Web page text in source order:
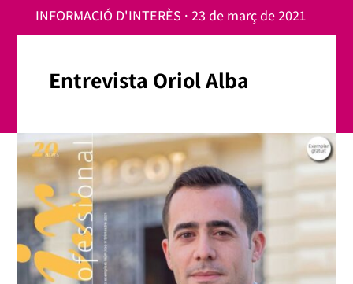
INFORMACIÓ D'INTERÈS · 23 de març de 2021
Entrevista Oriol Alba